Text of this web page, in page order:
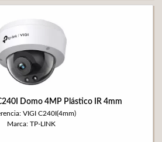
Domo 4MP Plástico IR 4mm
VIGI C240I(4mm)
Marca: TP-LINK